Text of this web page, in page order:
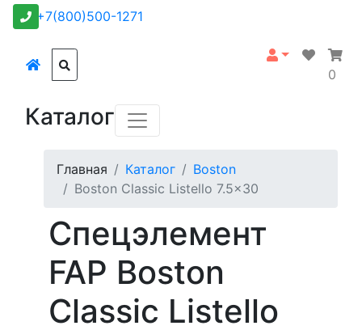
+7(800)500-1271
0
Каталог
Главная Каталог
Boston
Boston Classic Listello 7.5x30
Спецэлемент
FAP Boston
Classic Listello